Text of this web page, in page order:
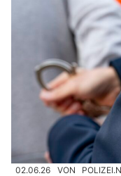
02.06.26 VON